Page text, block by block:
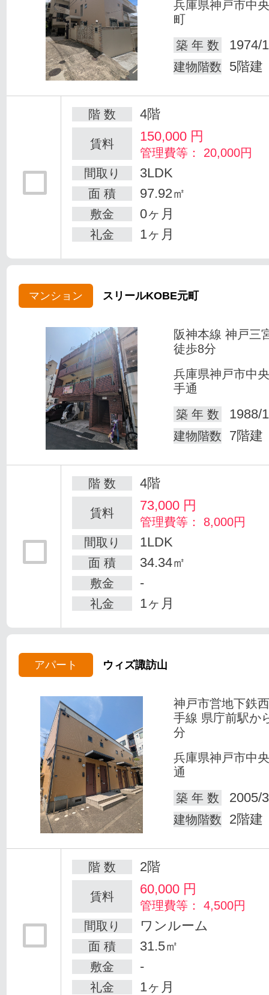
兵庫県神戸市中
町
築 年 数
1974/
建物階数 5階建
階 数 4階
賃料 150,000 円
管理費等： 20,000円
間取り
3LDK
面 積 97.92㎡
敷金 0ヶ月
礼金 1ヶ月
マンション スリールKOBE元町
阪神本線 神戸三
徒歩8分
兵庫県神戸市中
手通
築 年 数
1988/
建物階数 7階建
階 数 4階
賃料 73,000 円
管理費等： 8,000円
間取り
1LDK
面 積 34.34㎡
敷金 -
礼金 1ヶ月
アパート ウィズ諏訪山
神戸市営地下鉄
手線 県庁前駅か
分
兵庫県神戸市中
通
築 年 数
2005/
建物階数 2階建
階 数 2階
賃料 60,000 円
管理費等： 4,500円
間取り
ワンルーム
面 積 31.5㎡
敷金 -
礼金 1ヶ月